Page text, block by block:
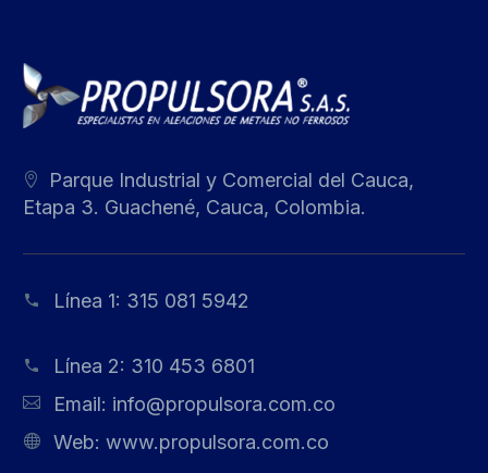
Parque Industrial y Comercial del Cauca,
Etapa 3. Guachené, Cauca, Colombia.
Línea 1: 315 081 5942
Línea 2: 310 453 6801
Email: info@propulsora.com.co
Web: www.propulsora.com.co